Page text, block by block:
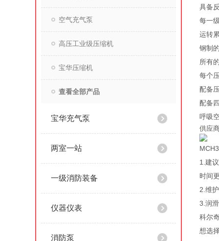
空气充气泵
高压工业级压缩机
宝华压缩机
查看全部产品
宝华充气泵
两室一站
一级消防装备
仪器仪表
消防泵
具备
每一
运转
钢制
所有
每个
配备
配备
呼吸
供应
1.建
时间
2.维
3.润
科尔
想选